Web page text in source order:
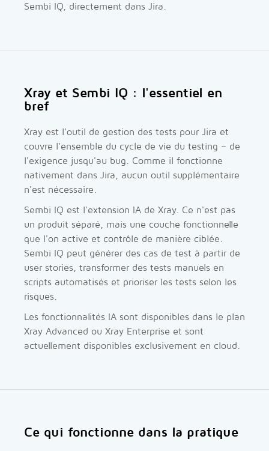
Sembi IQ, directement dans Jira.
Xray et Sembi IQ : l'essentiel en
bref
Xray est l'outil de gestion des tests pour Jira et
couvre l'ensemble du cycle de vie du testing – de
l'exigence jusqu'au bug. Comme il fonctionne
nativement dans Jira, aucun outil supplémentaire
n'est nécessaire.
Sembi IQ est l'extension IA de Xray. Ce n'est pas
un produit séparé, mais une couche fonctionnelle
que l'on active et contrôle de manière ciblée.
Sembi IQ peut générer des cas de test à partir de
user stories, transformer des tests manuels en
scripts automatisés et prioriser les tests selon les
risques.
Les fonctionnalités IA sont disponibles dans le plan
Xray Advanced ou Xray Enterprise et sont
actuellement disponibles exclusivement en cloud.
Ce qui fonctionne dans la pratique